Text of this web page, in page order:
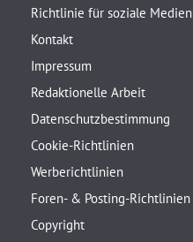
Richtlinie für soziale Medien
Kontakt
Impressum
Redaktionelle Arbeit
Datenschutzbestimmung
Cookie-Richtlinien
Werberichtlinien
Foren- & Posting-Richtlinien
Copyright